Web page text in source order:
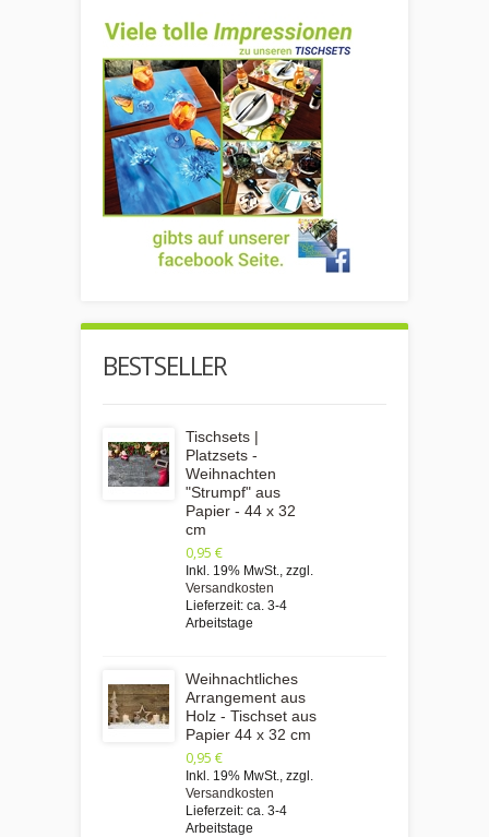
BESTSELLER
Tischsets |
Platzsets -
Weihnachten
"Strumpf" aus
Papier - 44 x 32
cm
0,95 €
Inkl. 19% MwSt. zzgl.
Versandkosten
Lieferzeit: ca. 3-4
Arbeitstage
Weihnachtliches
Arrangement aus
Holz - Tischset aus
Papier 44 x 32 cm
0,95 €
Inkl. 19% MwSt. zzgl.
Versandkosten
Lieferzeit: ca. 3-4
Arbeitstage